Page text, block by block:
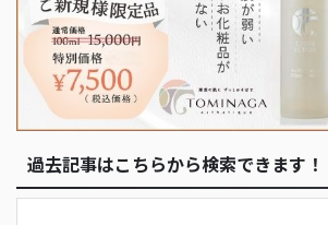
過去記事はこちらから検索できます！